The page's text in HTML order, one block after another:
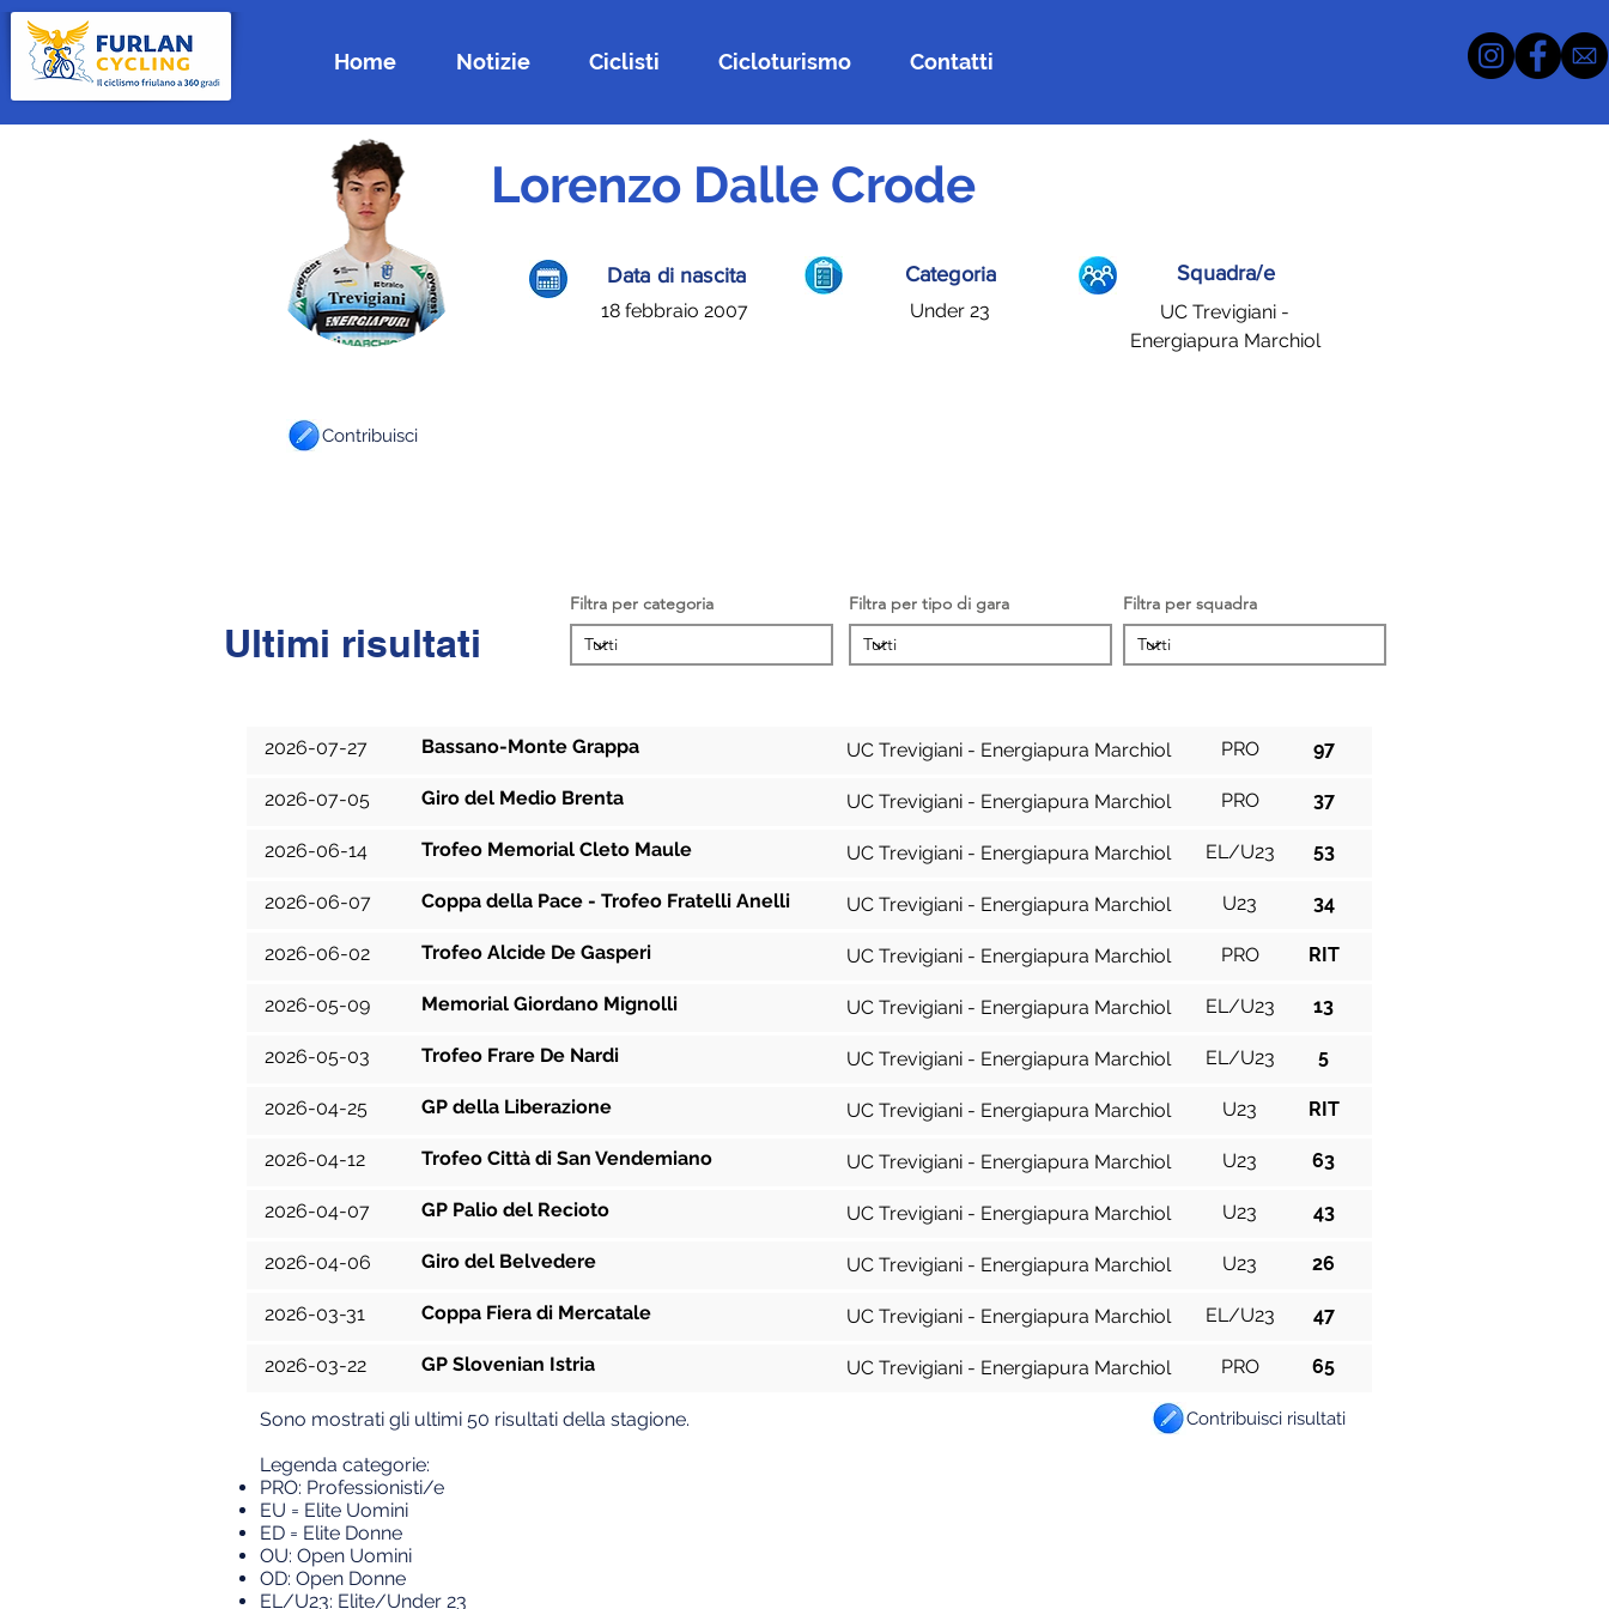
Home Notizie Ciclisti Cicloturismo Contatti
Lorenzo Dalle Crode
Data di nascita
18 febbraio 2007
Categoria
Under 23
Squadra/e
UC Trevigiani -
Energiapura Marchiol
Contribuisci
Ultimi risultati
Filtra per squadra
Filtra per tipo di gara
Filtra per categoria
2026-07-27 Bassano-Monte Grappa UC Trevigiani - Energiapura Marchiol PRO 97
2026-07-05 Giro del Medio Brenta UC Trevigiani - Energiapura Marchiol PRO 37
2026-06-14 Trofeo Memorial Cleto Maule UC Trevigiani - Energiapura Marchiol EL/U23 53
2026-06-07 Coppa della Pace - Trofeo Fratelli Anelli UC Trevigiani - Energiapura Marchiol U23 34
2026-06-02 Trofeo Alcide De Gasperi UC Trevigiani - Energiapura Marchiol PRO RIT
2026-05-09 Memorial Giordano Mignolli UC Trevigiani - Energiapura Marchiol EL/U23 13
2026-05-03 Trofeo Frare De Nardi UC Trevigiani - Energiapura Marchiol EL/U23 5
2026-04-25 GP della Liberazione UC Trevigiani - Energiapura Marchiol U23 RIT
2026-04-12 Trofeo Città di San Vendemiano UC Trevigiani - Energiapura Marchiol U23 63
2026-04-07 GP Palio del Recioto UC Trevigiani - Energiapura Marchiol U23 43
2026-04-06 Giro del Belvedere UC Trevigiani - Energiapura Marchiol U23 26
2026-03-31 Coppa Fiera di Mercatale UC Trevigiani - Energiapura Marchiol EL/U23 47
2026-03-22 GP Slovenian Istria UC Trevigiani - Energiapura Marchiol PRO 65
Sono mostrati gli ultimi 50 risultati della stagione.
Legenda categorie:
PRO: Professionisti/e
EU = Elite Uomini
ED = Elite Donne
OU: Open Uomini
OD: Open Donne
EL/U23: Elite/Under 23
Contribuisci risultati